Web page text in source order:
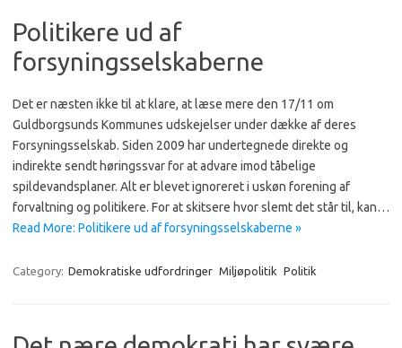
Politikere ud af
forsyningsselskaberne
Det er næsten ikke til at klare, at læse mere den 17/11 om
Guldborgsunds Kommunes udskejelser under dække af deres
Forsyningsselskab. Siden 2009 har undertegnede direkte og
indirekte sendt høringssvar for at advare imod tåbelige
spildevandsplaner. Alt er blevet ignoreret i uskøn forening af
forvaltning og politikere. For at skitsere hvor slemt det står til, kan…
Read More: Politikere ud af forsyningsselskaberne »
Category: Demokratiske udfordringer Miljøpolitik Politik